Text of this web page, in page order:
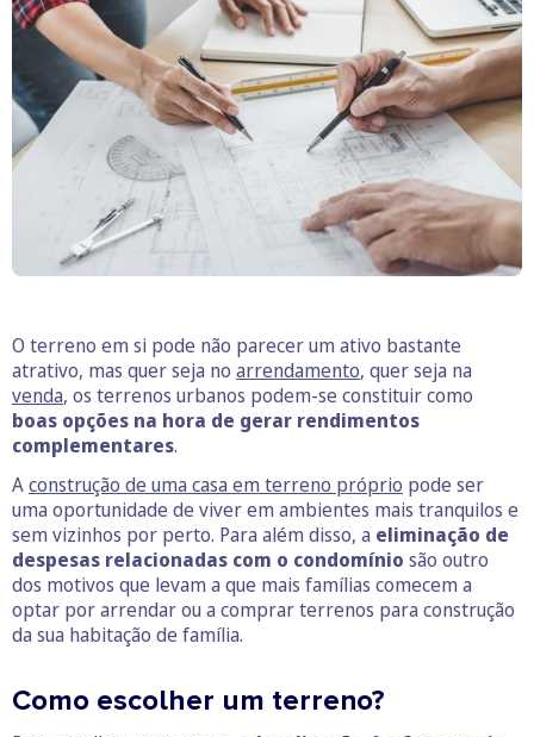
O terreno em si pode não parecer um ativo bastante
atrativo, mas quer seja no arrendamento, quer seja na
venda, os terrenos urbanos podem-se constituir como
boas opções na hora de gerar rendimentos
complementares.
Aconstrução de uma casa em terreno próprio pode ser
uma oportunidade de viver em ambientes mais tranquilos e
sem vizinhos por perto. Para além disso, a eliminação de
despesas relacionadas com o condomínio são outro
dos motivos que levam a que mais famílias comecem a
optar por arrendar ou a comprar terrenos para construção
da sua habitação de família.
Como escolher um terreno?